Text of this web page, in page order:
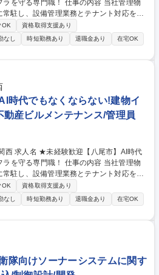
！ 仕事の内容 当社管理物
駐し、設備管理業務とテナント対応を任
本先輩社員に付いてのOJTとなり丁寧に
間半以内。 【具体的には】 ■
スビルや商業施設、物流施設、学校等 ■
■物件の運営や人員含めたマネジメント
業はなし。 募集職種 ★未経験
らない！建物インフラを守る専門職！
OK
資格取得支援あり
なし 時短勤務あり 退職金あり
在宅OK
時代でもなくならない!建物イ
動産ビルメンテナンス/管理員
AI時代
！ 仕事の内容 当社管理物
駐し、設備管理業務とテナント対応を任
本先輩社員に付いてのOJTとなり丁寧に
間半以内。 【具体的には】 ■
スビルや商業施設、物流施設、学校等 ■
■物件の運営や人員含めたマネジメント
業はなし。 募集職種 ★未経験
らない！建物インフラを守る専門職！
OK
資格取得支援あり
なし 時短勤務あり 退職金あり
在宅OK
隊向けソーナーシステムに関す